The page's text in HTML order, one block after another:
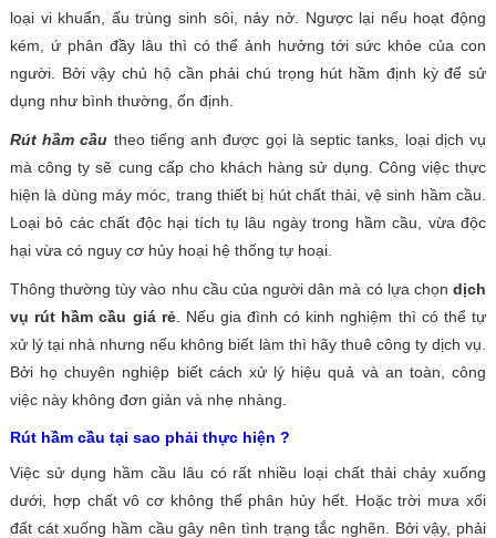
loại vi khuẩn, ấu trùng sinh sôi, nảy nở. Ngược lại nếu hoạt động
kém, ứ phân đầy lâu thì có thể ảnh hưởng tới sức khỏe của con
người. Bởi vậy chủ hộ cần phải chú trọng hút hầm định kỳ để sử
dụng như bình thường, ổn định.
Rút hầm cầu theo tiếng anh được gọi là septic tanks, loại dịch vụ
mà công ty sẽ cung cấp cho khách hàng sử dụng. Công việc thực
hiện là dùng máy móc, trang thiết bị hút chất thải, vệ sinh hầm cầu.
Loại bỏ các chất độc hại tích tụ lâu ngày trong hầm cầu, vừa độc
hại vừa có nguy cơ hủy hoại hệ thống tự hoại.
Thông thường tùy vào nhu cầu của người dân mà có lựa chọndịch
vụ rút hầm cầu giá rẻ. Nếu gia đình có kinh nghiệm thì có thể tự
xử lý tại nhà nhưng nếu không biết làm thì hãy thuê công ty dịch vụ.
Bởi họ chuyên nghiệp biết cách xử lý hiệu quả và an toàn, công
việc này không đơn giản và nhẹ nhàng.
Rút hầm cầu tại sao phải thực hiện ?
Việc sử dụng hầm cầu lâu có rất nhiều loại chất thải chảy xuống
dưới, hợp chất vô cơ không thể phân hủy hết. Hoặc trời mưa xối
đất cát xuống hầm cầu gây nên tình trạng tắc nghẽn. Bởi vậy, phải